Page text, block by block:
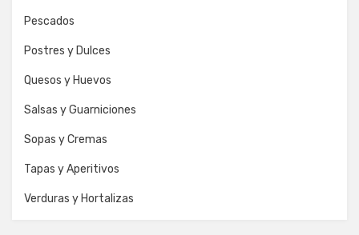
Pescados
Postres y Dulces
Quesos y Huevos
Salsas y Guarniciones
Sopas y Cremas
Tapas y Aperitivos
Verduras y Hortalizas